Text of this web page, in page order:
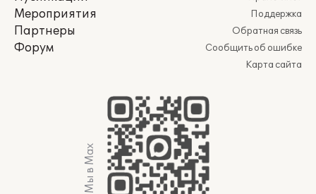
Мероприятия
Партнеры
Форум
Поддержка
Обратная связь
Сообщить об ошибке
Карта сайта
Мы в Max